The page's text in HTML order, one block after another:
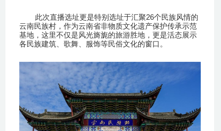
此次直播选址更是特别选址于汇聚26个民族风情的
云南民族村，作为云南省非物质文化遗产保护传承示范
基地，这里不仅是风光旖旎的旅游胜地，更是活态展示
各民族建筑、歌舞、服饰等民俗文化的窗口。